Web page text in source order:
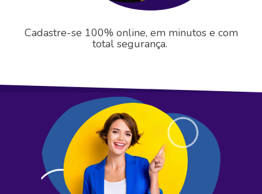
Cadastre-se 100% online, em minutos e com
total segurança.